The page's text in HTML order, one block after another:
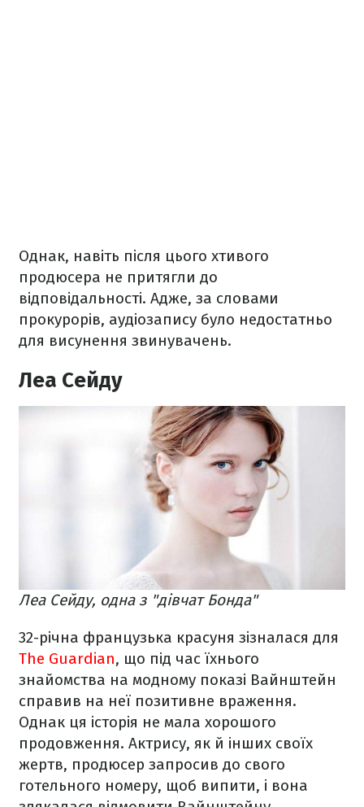
Однак, навіть після цього хтивого
продюсера не притягли до
відповідальності. Адже, за словами
прокурорів, аудіозапису було недостатньо
для висунення звинувачень.
Леа Сейду
Леа Сейду, одна з "дівчат Бонда"
32-річна французька красуня зізналася для
The Guardian, що під час їхнього
знайомства на модному показі Вайнштейн
справив на неї позитивне враження.
Однак ця історія не мала хорошого
продовження. Актрису, як й інших своїх
жертв, продюсер запросив до свого
готельного номеру, щоб випити, і вона